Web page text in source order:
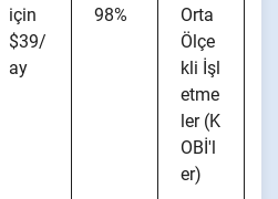
için
$39/
ay
98%
Orta
Ölçe
kli İşl
etme
ler (K
OBİ'l
er)